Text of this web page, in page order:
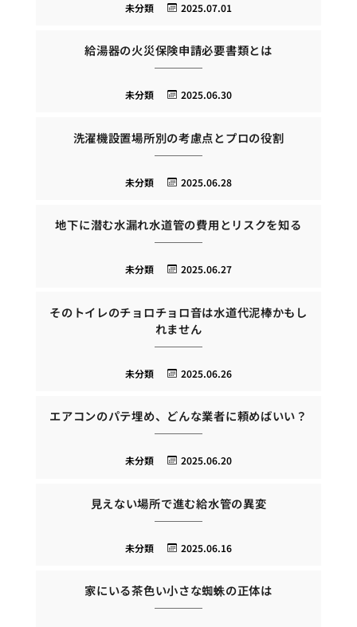
2025.07.01
未分類
給湯器の火災保険申請必要書類とは
2025.06.30
未分類
洗濯機設置場所別の考慮点とプロの役割
2025.06.28
未分類
地下に潜む水漏れ水道管の費用とリスクを知る
2025.06.27
未分類
そのトイレのチョロチョロ音は水道代泥棒かもし
れません
2025.06.26
未分類
エアコンのパテ埋め、どんな業者に頼めばいい？
2025.06.20
未分類
見えない場所で進む給水管の異変
2025.06.16
未分類
家にいる茶色い小さな蜘蛛の正体は